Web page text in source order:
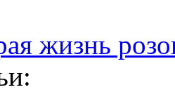
жизнь